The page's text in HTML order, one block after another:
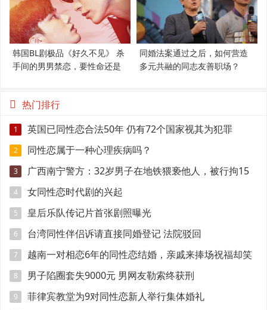
韩国BL剧极品《好久不见》 杀
手间的男男禁恋，要性命还是
同婚法案通过之后，如何营造
多元共融的同志友善职场？
热门排行
1 英国已同性恋合法50年 仍有72个国家视其为犯罪
2 同性恋属于一种心理疾病吗？
3
广西南宁警方：32岁男子在地铁猥亵他人，被行拘15
日
4 女同性恋时代剧的兴起
5 皇后乐队传记片首张剧照曝光
6 台湾同性伴侣诉请直接同婚登记 法院驳回
7
越南一对相恋6年的同性恋结婚，亲戚来捧场祝福却笑
得有点尴尬
8 男子陷圈套失9000元 男网友勒索终获刑
9 菲律宾教堂为9对同性恋新人举行集体婚礼